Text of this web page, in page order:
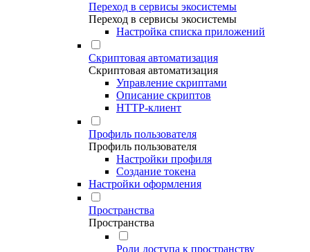
Переход в сервисы экосистемы
Переход в сервисы экосистемы
Настройка списка приложений
Скриптовая автоматизация
Скриптовая автоматизация
Управление скриптами
Описание скриптов
HTTP-клиент
Профиль пользователя
Профиль пользователя
Настройки профиля
Создание токена
Настройки оформления
Пространства
Пространства
Роли доступа к пространству